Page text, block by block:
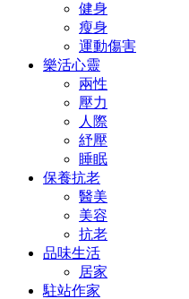
健身
瘦身
運動傷害
樂活心靈
兩性
壓力
人際
紓壓
睡眠
保養抗老
醫美
美容
抗老
品味生活
居家
駐站作家